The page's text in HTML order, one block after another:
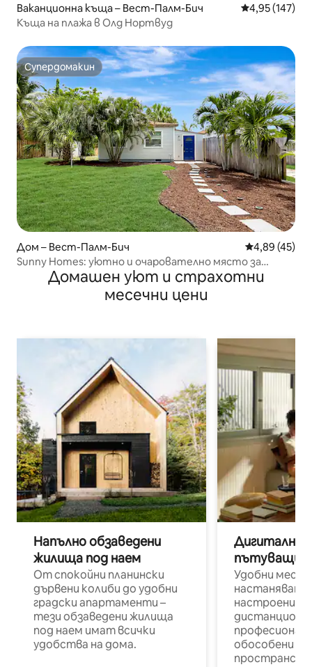
Ваканционна къща – Вест-Палм-Бич Средна
4,95 (147)
Къща на плажа в Олд Нортвуд
Супердомакин
Супердомакин
Дом – Вест-Палм-Бич Средна
4,89 (45)
Sunny Homes: уютно и очарователно място за
отдих – 7 минути до центъра
Домашен уют и страхотни
месечни цени
Напълно обзаведени
жилища под наем
От спокойни планински
дървени колиби до удобни
градски апартаменти –
тези обзаведени жилища
под наем имат всички
удобства на дома.
Дигитални
пътуващи
Удобни
настаняване
настроени и
обособени